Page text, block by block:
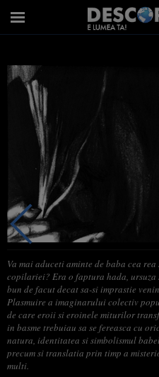
Va mai aduceti aminte de baba cea
copilariei? Era o faptura hada, ursuza
bun de facut decat sa-si imprastie
Plasmuire a imaginarului colectiv
de care eroii si eroinele miturilor
in basme trebuiau sa se fereasca cu
natura, identitatea si simbolismul
precum si translatia prin timp a
multi.